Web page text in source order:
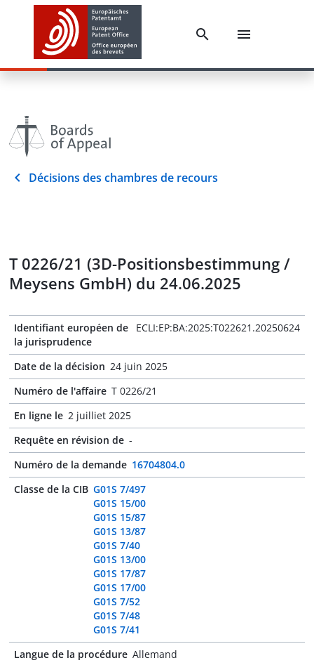
Décisions des chambres de recours
T 0226/21 (3D-Positionsbestimmung /
Meysens GmbH) du 24.06.2025
Identifiant européen de
la jurisprudence
ECLI:EP:BA:2025:T022621.20250624
Date de la décision 24 juin 2025
Numéro de l'affaire T 0226/21
En ligne le 2 juilliet 2025
Requête en révision de -
Numéro de la demande 16704804.0
Classe de la CIB G01S 7/497
G01S 15/00
G01S 15/87
G01S 13/87
G01S 7/40
G01S 13/00
G01S 17/87
G01S 17/00
G01S 7/52
G01S 7/48
G01S 7/41
Langue de la procédure Allemand